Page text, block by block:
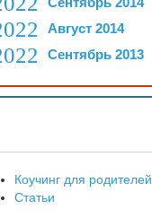
Август 2014
Сентябрь 2013
Коучинг для родителей
Статьи